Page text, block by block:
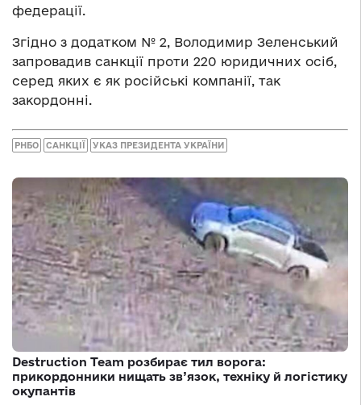
федерації.
Згідно з додатком № 2, Володимир Зеленський
запровадив санкції проти 220 юридичних осіб,
серед яких є як російські компанії, так
закордонні.
РНБО САНКЦІЇ УКАЗ ПРЕЗИДЕНТА УКРАЇНИ
Destruction Team розбирає тил ворога:
прикордонники нищать зв’язок, техніку й логістику
окупантів